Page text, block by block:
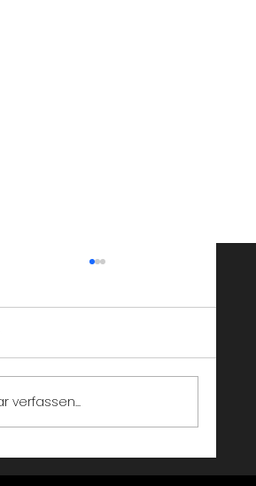
Acts gehören zu den beliebtesten
Sie bieten eine einzigartige Form
Unterhaltung, bei der
verfassen...